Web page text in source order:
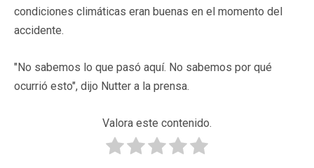
condiciones climáticas eran buenas en el momento del
accidente.
"No sabemos lo que pasó aquí. No sabemos por qué
ocurrió esto", dijo Nutter a la prensa.
Valora este contenido.